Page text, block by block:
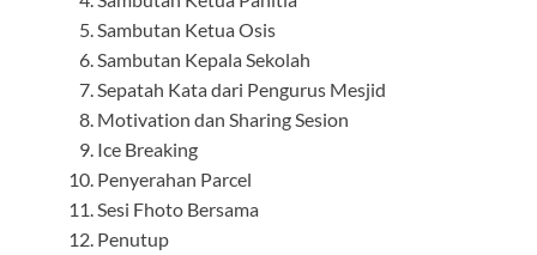
Sambutan Ketua Osis
Sambutan Kepala Sekolah
Sepatah Kata dari Pengurus Mesjid
Motivation dan Sharing Sesion
Ice Breaking
Penyerahan Parcel
Sesi Fhoto Bersama
Penutup